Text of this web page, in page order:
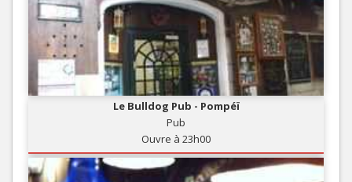
Le Bulldog Pub - Pompéï
Pub
Ouvre à 23h00